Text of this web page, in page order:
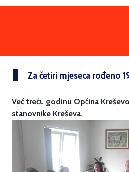
Za četiri mjeseca rođeno
Već treću godinu Općina
stanovnike Kreševa.